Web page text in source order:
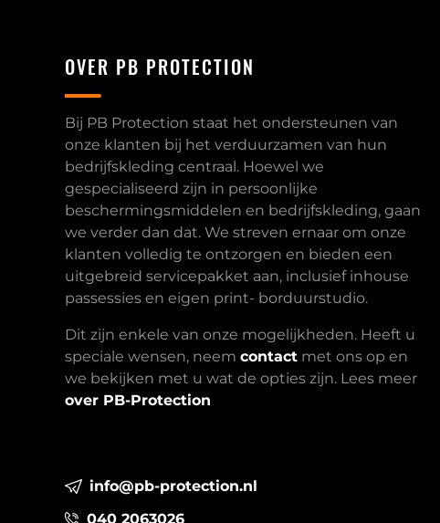
OVER PB PROTECTION
Bij PB Protection staat het ondersteunen van
onze klanten bij het verduurzamen van hun
bedrijfskleding centraal. Hoewel we
gespecialiseerd zijn in persoonlijke
beschermingsmiddelen en bedrijfskleding, gaan
we verder dan dat. We streven ernaar om onze
klanten volledig te ontzorgen en bieden een
uitgebreid servicepakket aan, inclusief inhouse
passessies en eigen print- borduurstudio.
Dit zijn enkele van onze mogelijkheden. Heeft u
speciale wensen, neemcontact met ons op en
we bekijken met u wat de opties zijn. Lees meer
over PB-Protection
info@pb-protection.nl
040 2063026